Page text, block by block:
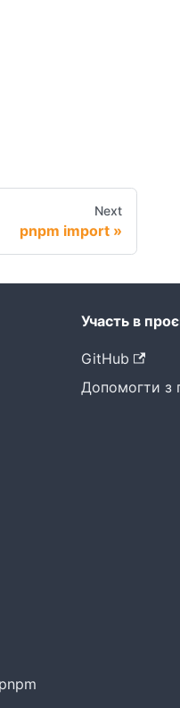
Next
pnpm import
Участь в
GitHub
Допомогти з